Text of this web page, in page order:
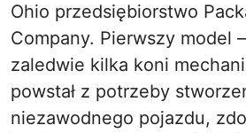
Ohio przedsiębiorstwo
Company. Pierwszy model
zaledwie kilka koni
powstał z potrzeby
niezawodnego pojazdu,